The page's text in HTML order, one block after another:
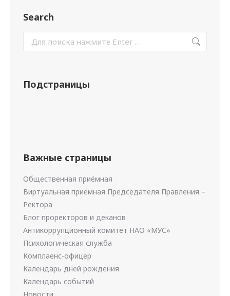
Search
Подстраницы
Важные страницы
Общественная приёмная
Виртуальная приемная Председателя Правления –
Ректора
Блог проректоров и деканов
Антикоррупционный комитет НАО «МУС»
Психологическая служба
Комплаенс-офицер
Календарь дней рождения
Календарь событий